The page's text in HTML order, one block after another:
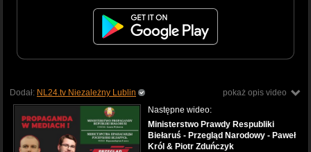
pokaż opis video
Dodał: NL24.tv Niezależny Lublin
Następne wideo:
Ministerstwo Prawdy Respubliki
Biełaruś - Przegląd Narodowy - Paweł
Król & Piotr Zduńczyk